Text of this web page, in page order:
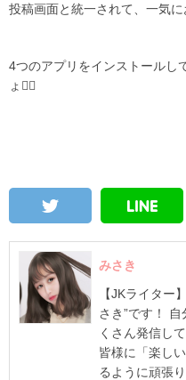
投稿画面と統一されて、一気
4つのアプリをインストールし
ょ ✊🏻
みさき
【JKライター
さき”です！
くさん発信し
皆様に「楽し
るように頑張り